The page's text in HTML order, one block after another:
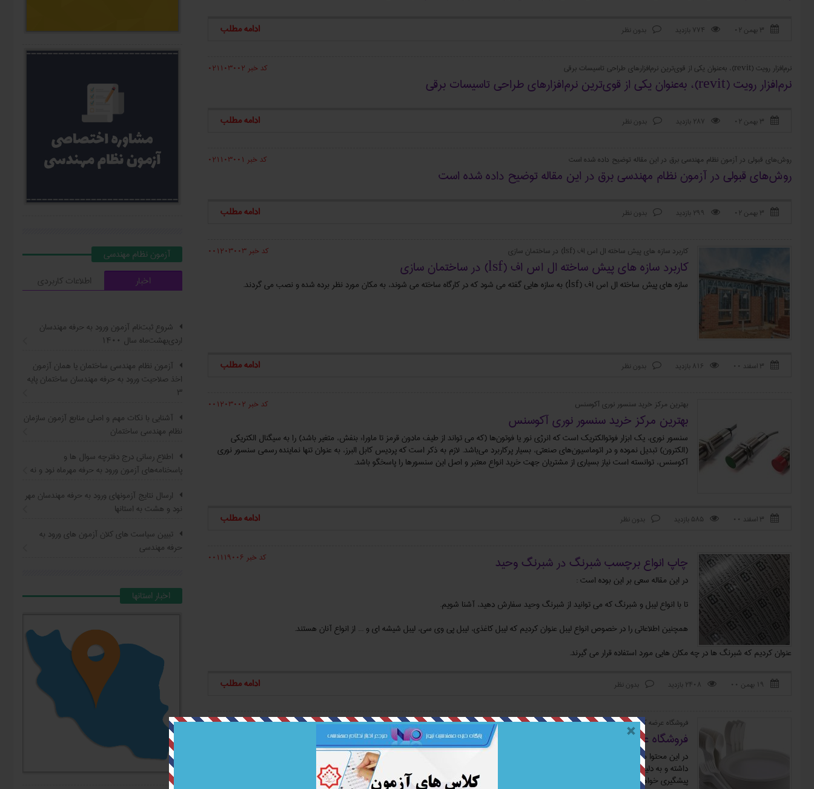
 ۳ بهمن ۰۲  774 بازدید  بدون نظر ادامه مطلب
نرم‌افزار رویت (revit)، به‌عنوان یکی از قوی‌ترین نرم‌افزار‌های طراحی تاسیسات برقی کد خبر 021103002
نرم‌افزار رویت (revit)، به‌عنوان یکی از قوی‌ترین نرم‌افزار‌های طراحی تاسیسات برقی
 ۳ بهمن ۰۲  287 بازدید  بدون نظر ادامه مطلب
روش‌های قبولی در آزمون نظام مهندسی برق در این مقاله توضیح داده شده است کد خبر 021103001
روش‌های قبولی در آزمون نظام مهندسی برق در این مقاله توضیح داده شده است
 ۳ بهمن ۰۲  299 بازدید  بدون نظر ادامه مطلب
کاربرد سازه های پیش ساخته ال اس اف (lsf) در ساختمان سازی کد خبر 001203003
کاربرد سازه های پیش ساخته ال اس اف (lsf) در ساختمان سازی
سازه های پیش ساخته ال اس اف (lsf) به سازه هایی گفته می شود که در کارگاه ساخته می شوند، به مکان مورد نظر برده شده و نصب می گردند.
 ۳ اسفند ۰۰  816 بازدید  بدون نظر ادامه مطلب
بهترین مرکز خرید سنسور نوری آکوسنس کد خبر 001203002
بهترین مرکز خرید سنسور نوری آکوسنس
سنسور نوری، یک ابزار فوتوالکتریک است که انرژی نور یا فوتون‌ها (که می تواند از طیف مادون قرمز تا ماوراء بنفش، متغیر باشد) را به سیگنال الکتریکی
(الکترون) تبدیل نموده و در اتوماسیون‌های صنعتی، بسیار پرکاربرد می‌باشد. لازم به ذکر است که پردیس کابل البرز، به عنوان تنها نماینده رسمی سنسور نوری
آکوسنس، توانسته است نیاز بسیاری از مشتریان جهت خرید انواع معتبر و اصل این سنسورها را پاسخگو باشد.
 ۳ اسفند ۰۰  585 بازدید  بدون نظر ادامه مطلب
کد خبر 001119006 چاپ انواع برچسب شبرنگ در شبرنگ وحید
در این مقاله سعی بر این بوده است :
تا با انواع لیبل و شبرنگ که می توانید از شبرنگ وحید سفارش دهید، آشنا شویم.
همچنین اطلاعاتی را در خصوص انواع لیبل عنوان کردیم که لیبل کاغذی، لیبل پی وی سی، لیبل شیشه ای و ... از انواع آنان هستند.
عنوان کردیم که شبرنگ ها در چه مکان هایی مورد استفاده قرار می گیرند.
 ۱۹ بهمن ۰۰  2408 بازدید  بدون نظر ادامه مطلب
فروشگاه عرضه کننده ظروف یکبار مصرف پلی پروپیلن با کیفیت کد خبر 001103001
فروشگاه عرضه کننده ظروف یکبار مصرف پلی پروپیلن با کیفیت
در این محتوا می خواهیم در مورد ظروف یکبار مصرف پلی پروپیلن، ویژگی های مثبت و کاربردهای آن بپردازیم. استفاده از ظروف یکبار مصرف نیاز به آگاهی
داشته و به دلیل ارتباط مستقیمی که با سلامت دارند به کاربردن آنها نیاز به حساسیت دارد. بنابراین اطلاع رسانی در این مورد از بروز بسیاری از مشکلات
پیشگیری خواهد کرد.
آزمون نظام مهندسي
اخبار
اطلاعات کاربردی
شروع ثبت‌نام آزمون ورود به حرفه مهندسان
اردی‌بهشت‌ماه سال ۱۴۰۰
آزمون نظام مهندسی ساختمان یا همان آزمون
اخذ صلاحیت ورود به حرفه مهندسان ساختمان پایه
۳
آشنایی با نکات مهم و اصلی منابع آزمون سازمان
نظام مهندسی ساختمان
اطلاع ‏رسانی درج دفترچه سوال ‌ها و
پاسخنامه‌های آزمون ورود به حرفه مهرماه نود و نه
ارسال نتایج آزمونهای ورود به حرفه مهندسان مهر
نود و هشت به استانها
تبیین سیاست ‌های کلان آزمون های ورود به
حرفه مهندسی
اخبار استانها